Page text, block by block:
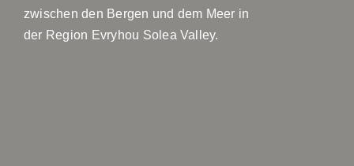
zwischen den Bergen und dem Meer in
der Region Evryhou Solea Valley.